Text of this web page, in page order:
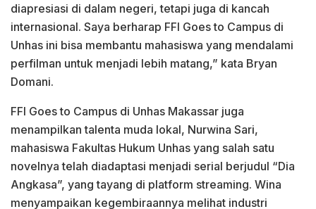
diapresiasi di dalam negeri, tetapi juga di kancah
internasional. Saya berharap FFI Goes to Campus di
Unhas ini bisa membantu mahasiswa yang mendalami
perfilman untuk menjadi lebih matang,” kata Bryan
Domani.
FFI Goes to Campus di Unhas Makassar juga
menampilkan talenta muda lokal, Nurwina Sari,
mahasiswa Fakultas Hukum Unhas yang salah satu
novelnya telah diadaptasi menjadi serial berjudul “Dia
Angkasa”, yang tayang di platform streaming. Wina
menyampaikan kegembiraannya melihat industri